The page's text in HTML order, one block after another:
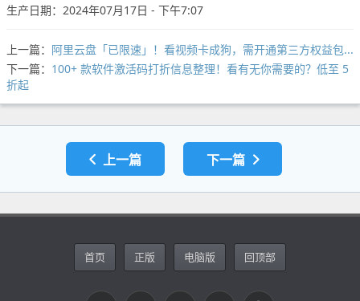
生产日期：2024年07月17日 - 下午7:07
上一篇： 阿里云盘「已限速」！看视频卡成狗，需开通第三方权益包...
下一篇： 100+ 款软件激活码打折信息整理！看有无你需要的？低至 5
折起
上一篇 下一篇
首页 正版 电脑版 回顶部